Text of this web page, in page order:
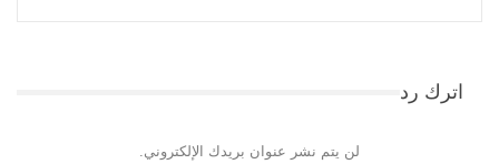
اترك رد
لن يتم نشر عنوان بريدك الإلكتروني.